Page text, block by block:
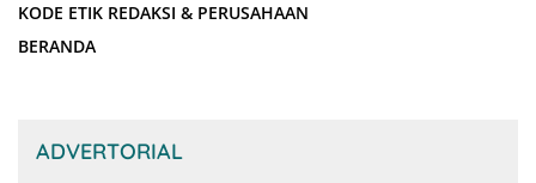
KODE ETIK REDAKSI & PERUSAHAAN
BERANDA
ADVERTORIAL